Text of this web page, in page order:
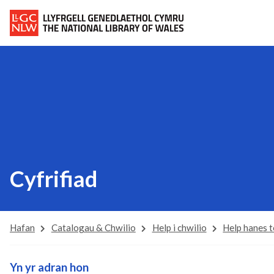
Cyfrifiad
Hafan Catalogau & Chwilio Help i chwilio Help hanes
Yn yr adran hon